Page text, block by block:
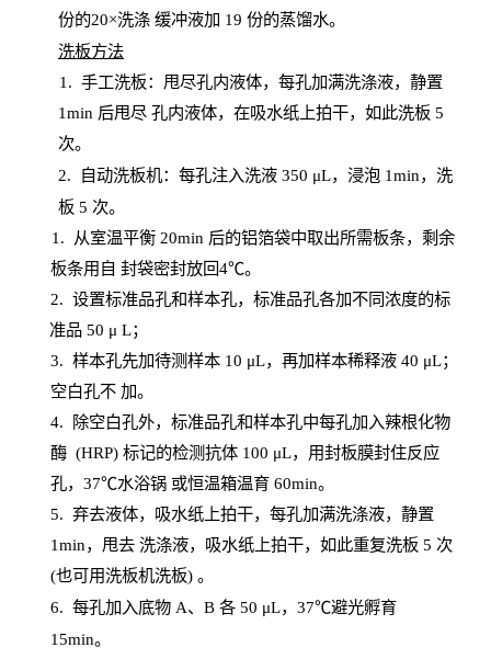
份的20×洗涤 缓冲液加 19 份的蒸馏水。
洗板方法
1. 手工洗板：甩尽孔内液体，每孔加满洗涤液，静置
1min 后甩尽 孔内液体，在吸水纸上拍干，如此洗板 5
次。
2.
自动洗板机：每孔注入洗液 350 μL，浸泡 1min，洗
板 5 次。
1 . 从室温平衡 20min 后的铝箔袋中取出所需板条，剩余
板条用自 封袋密封放回4℃。
2. 设置标准品孔和样本孔，标准品孔各加不同浓度的标
准品 50 μ L；
3. 样本孔先加待测样本 10 μL，再加样本稀释液 40 μL；
空白孔不 加。
4.
除空白孔外，标准品孔和样本孔中每孔加入辣根化物
酶 (HRP) 标记的检测抗体 100 μL，用封板膜封住反应
孔， 37℃水浴锅 或恒温箱温育60min。
5. 弃去液体，吸水纸上拍干，每孔加满洗涤液，静置
1min，甩去 洗涤液，吸水纸上拍干，如此重复洗板 5 次
(也可用洗板机洗板) 。
6. 每孔加入底物A、B 各 50 μL，37℃避光孵育
15min。